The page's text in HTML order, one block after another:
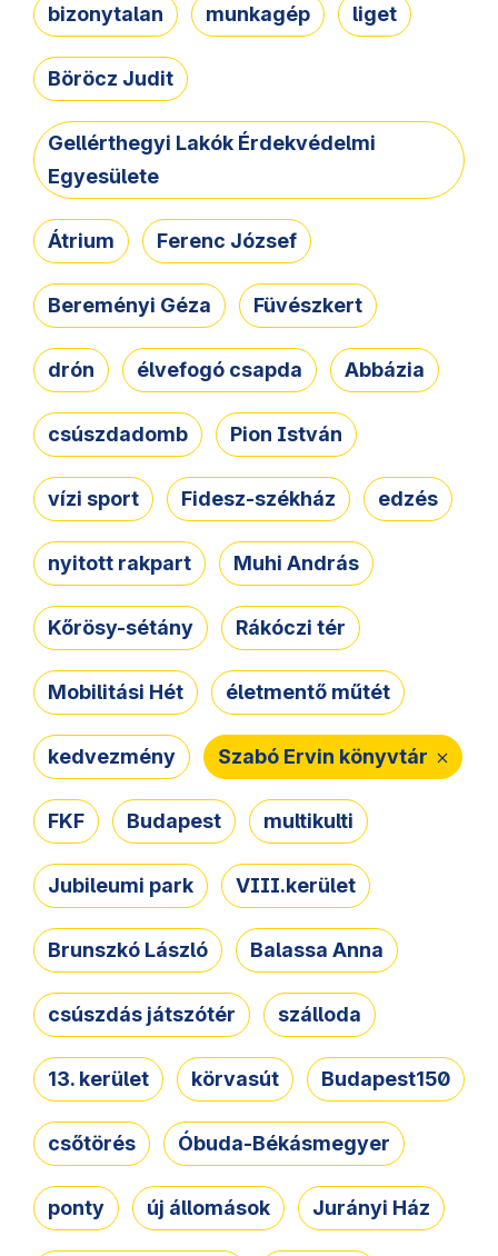
bizonytalan munkagép liget
Böröcz Judit
Gellérthegyi Lakók Érdekvédelmi
Egyesülete
Átrium Ferenc József
Bereményi Géza Füvészkert
drón élvefogó csapda Abbázia
csúszdadomb Pion István
vízi sport Fidesz-székház edzés
nyitott rakpart Muhi András
Kőrösy-sétány Rákóczi tér
Mobilitási Hét életmentő műtét
kedvezmény Szabó Ervin könyvtár
FKF Budapest multikulti
Jubileumi park VIII.kerület
Brunszkó László Balassa Anna
csúszdás játszótér szálloda
13. kerület körvasút Budapest150
csőtörés Óbuda-Békásmegyer
ponty új állomások Jurányi Ház